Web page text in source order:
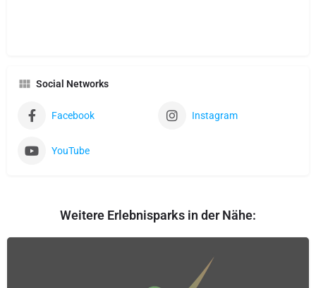
Social Networks
Facebook Instagram
YouTube
Weitere Erlebnisparks in der Nähe: